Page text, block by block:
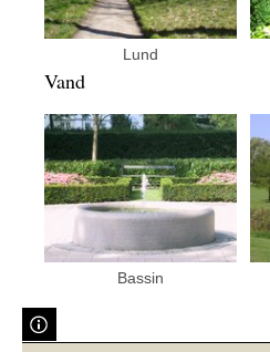
Lund
Vand
Bassin